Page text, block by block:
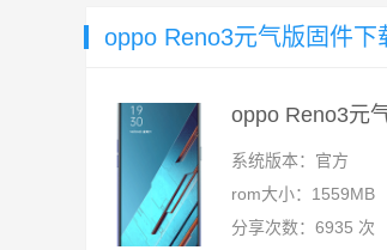
oppo Reno3元气版固件下
oppo Reno3元
系统版本：官方
rom大小：1559MB
分享次数：6935 次